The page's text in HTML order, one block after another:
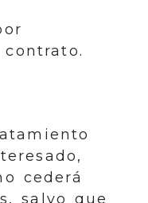
cederá
salvo que